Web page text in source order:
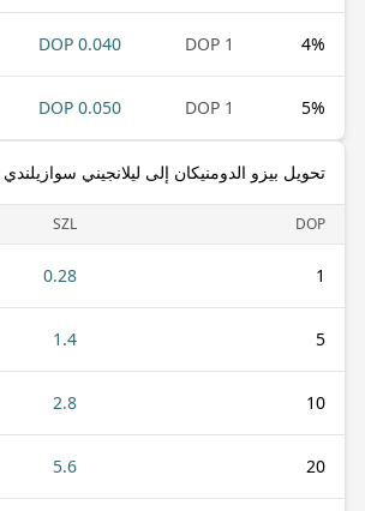
4%
1 DOP
0.040 DOP
5%
1 DOP
0.050 DOP
تحويل بيزو الدومنيكان إلى ليلانجيني سوازيلندي
DOP
SZL
1
0.28
5
1.4
10
2.8
20
5.6